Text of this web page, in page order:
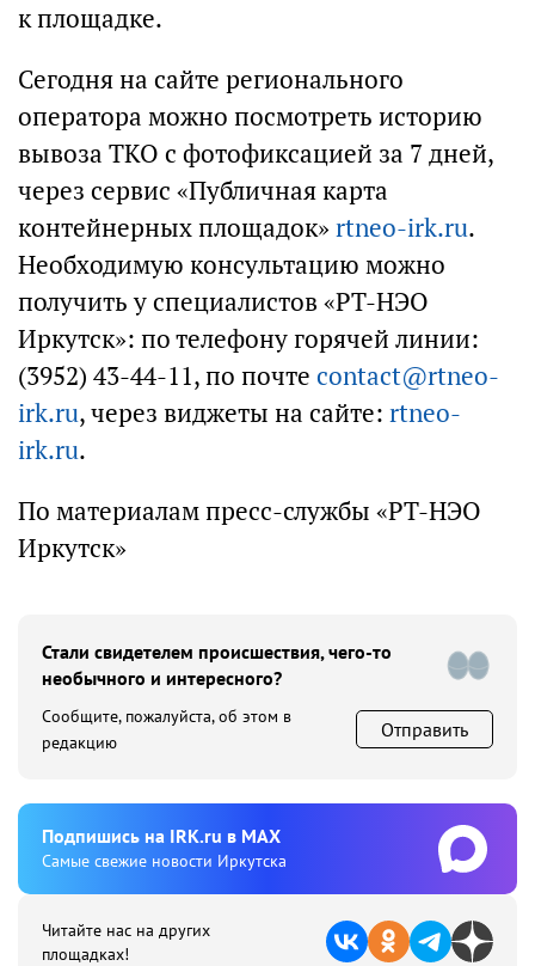
к площадке.
Сегодня на сайте регионального
оператора можно посмотреть историю
вывоза ТКО с фотофиксацией за 7 дней,
через сервис «Публичная карта
контейнерных площадок»rtneo-irk.ru.
Необходимую консультацию можно
получить у специалистов «РТ-НЭО
Иркутск»: по телефону горячей линии:
(3952) 43-44-11, по почте contact@rtneo-
irk.ru, через виджеты на сайте: rtneo-
irk.ru.
По материалам пресс-службы «РТ-НЭО
Иркутск»
Стали свидетелем происшествия, чего-то
необычного и интересного?
Сообщите, пожалуйста, об этом в
редакцию
Отправить
Подпишиcь на IRK.ru в MAX
Cамые свежие новости Иркутска
Читайте нас на других
площадках!